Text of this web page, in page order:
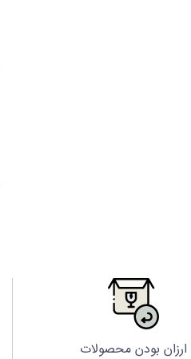
ارزان بودن محصولات